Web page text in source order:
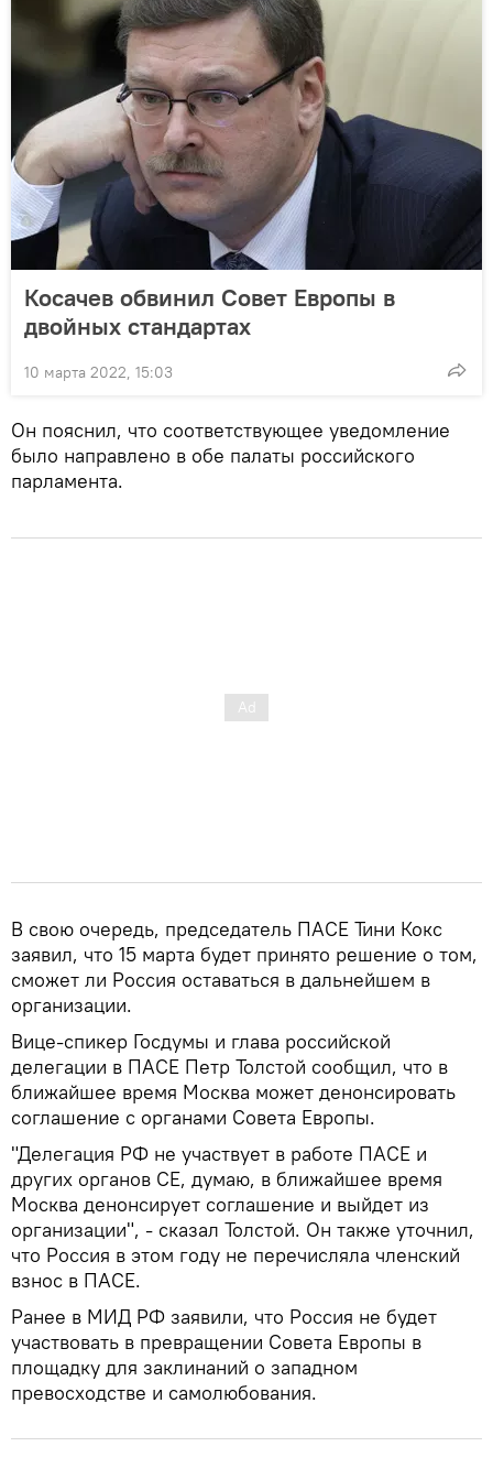
Косачев обвинил Совет Европы в
двойных стандартах
10 марта 2022, 15:03
Он пояснил, что соответствующее уведомление
было направлено в обе палаты российского
парламента.
В свою очередь, председатель ПАСЕ Тини Кокс
заявил, что 15 марта будет принято решение о том,
сможет ли Россия оставаться в дальнейшем в
организации.
Вице-спикер Госдумы и глава российской
делегации в ПАСЕ Петр Толстой сообщил, что в
ближайшее время Москва может денонсировать
соглашение с органами Совета Европы.
"Делегация РФ не участвует в работе ПАСЕ и
других органов СЕ, думаю, в ближайшее время
Москва денонсирует соглашение и выйдет из
организации", - сказал Толстой. Он также уточнил,
что Россия в этом году не перечисляла членский
взнос в ПАСЕ.
Ранее в МИД РФ заявили, что Россия не будет
участвовать в превращении Совета Европы в
площадку для заклинаний о западном
превосходстве и самолюбования.